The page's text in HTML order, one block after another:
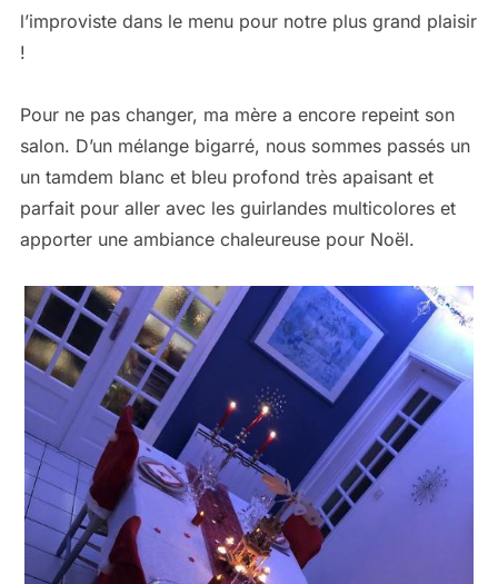
l’improviste dans le menu pour notre plus grand plaisir
!
Pour ne pas changer, ma mère a encore repeint son
salon. D’un mélange bigarré, nous sommes passés un
un tamdem blanc et bleu profond très apaisant et
parfait pour aller avec les guirlandes multicolores et
apporter une ambiance chaleureuse pour Noël.